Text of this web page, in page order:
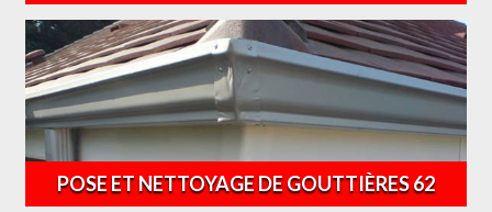
POSE ET NETTOYAGE DE GOUTTIÈRES 62